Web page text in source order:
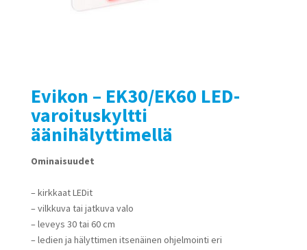
Evikon – EK30/EK60 LED-
varoituskyltti
äänihälyttimellä
Ominaisuudet
– kirkkaat LEDit
– vilkkuva tai jatkuva valo
– leveys 30 tai 60 cm
– ledien ja hälyttimen itsenäinen ohjelmointi eri